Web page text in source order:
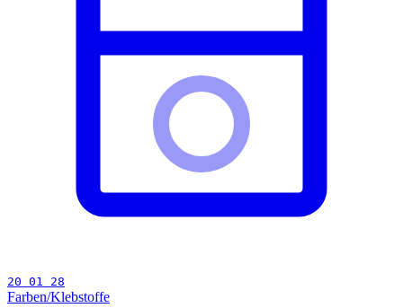
20 01 28
Farben/Klebstoffe